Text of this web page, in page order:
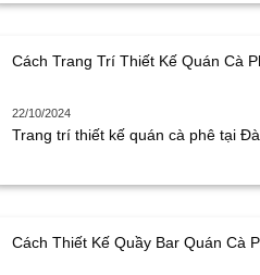
Cách Trang Trí Thiết Kế Quán Cà
22/10/2024
Trang trí thiết kế quán cà phê tại
Cách Thiết Kế Quầy Bar Quán Cà